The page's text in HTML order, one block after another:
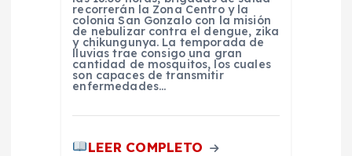
recorrerán la Zona Centro y la
colonia San Gonzalo con la misión
de nebulizar contra el dengue, zika
y chikungunya. La temporada de
lluvias trae consigo una gran
cantidad de mosquitos, los cuales
son capaces de transmitir
enfermedades…
LEER COMPLETO